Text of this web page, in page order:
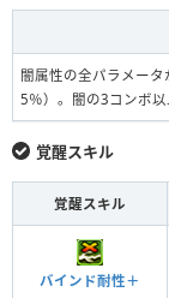
闇属性の全パラメー
5％）。闇の3コンボ
覚醒スキル
覚醒スキル
バインド耐性＋